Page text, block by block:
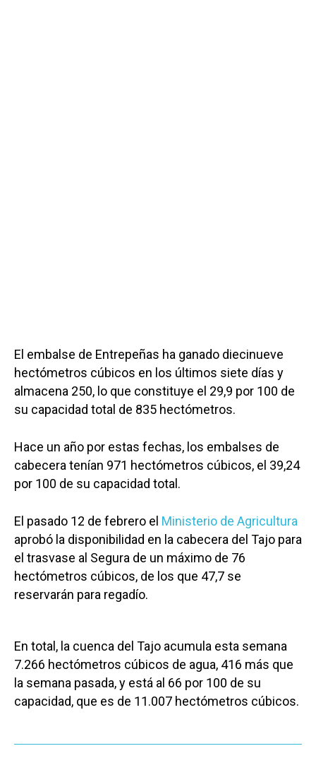
El embalse de Entrepeñas ha ganado diecinueve
hectómetros cúbicos en los últimos siete días y
almacena 250, lo que constituye el 29,9 por 100 de
su capacidad total de 835 hectómetros.
Hace un año por estas fechas, los embalses de
cabecera tenían 971 hectómetros cúbicos, el 39,24
por 100 de su capacidad total.
El pasado 12 de febrero el Ministerio de Agricultura
aprobó la disponibilidad en la cabecera del Tajo para
el trasvase al Segura de un máximo de 76
hectómetros cúbicos, de los que 47,7 se
reservarán para regadío.
En total, la cuenca del Tajo acumula esta semana
7.266 hectómetros cúbicos de agua, 416 más que
la semana pasada, y está al 66 por 100 de su
capacidad, que es de 11.007 hectómetros cúbicos.